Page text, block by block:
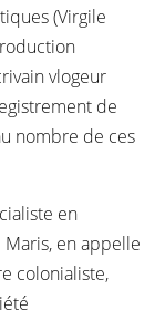
(Virgile
vlogeur
de
nombre de ces
en
en appelle
colonialiste,